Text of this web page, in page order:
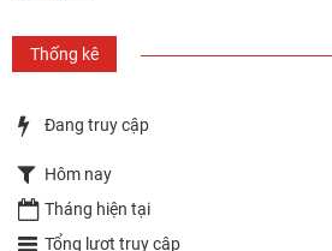
Thống kê
Đang truy cập
Hôm nay
Tháng hiện tại
Tổng lượt truy cập